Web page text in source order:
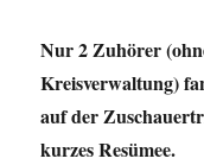
Nur 2 Zuhörer
Kreisverwaltung)
auf der
kurzes Resümee.